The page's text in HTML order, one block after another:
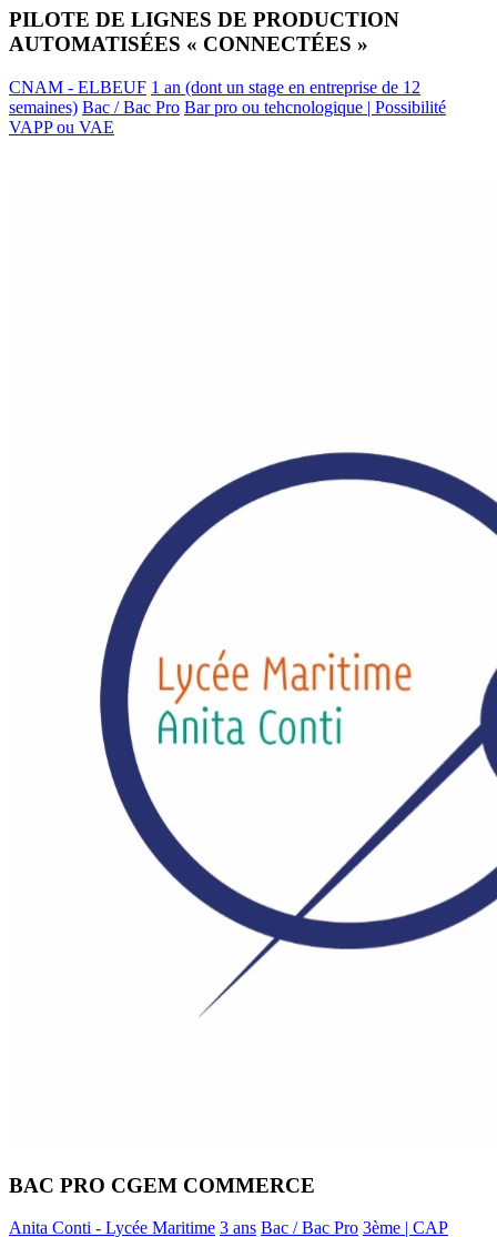
PILOTE DE LIGNES DE PRODUCTION
AUTOMATISÉES « CONNECTÉES »
CNAM - ELBEUF 1 an (dont un stage en entreprise de 12
semaines) Bac / Bac Pro Bar pro ou tehcnologique | Possibilité
VAPP ou VAE
BAC PRO CGEM COMMERCE
Anita Conti - Lycée Maritime 3 ans Bac / Bac Pro 3ème | CAP